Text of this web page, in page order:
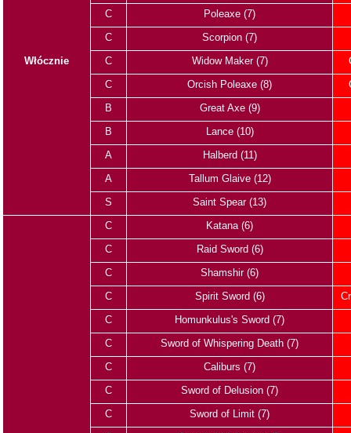
Włócznie
C
Poleaxe (7)
C
Scorpion (7)
C
Widow Maker (7)
C
Orcish Poleaxe (8)
B
Great Axe (9)
B
Lance (10)
A
Halberd (11)
A
Tallum Glaive (12)
S
Saint Spear (13)
C
Katana (6)
C
Raid Sword (6)
C
Shamshir (6)
C
Spirit Sword (6)
C
Homunkulus's Sword (7)
C
Sword of Whispering Death (7)
C
Caliburs (7)
C
Sword of Delusion (7)
C
Sword of Limit (7)